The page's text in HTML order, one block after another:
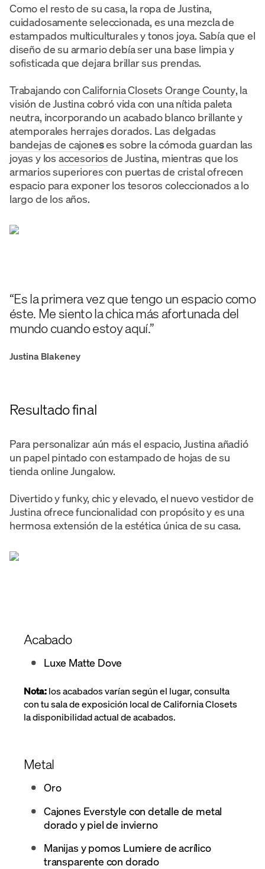
Como el resto de su casa, la ropa de Justina,
cuidadosamente seleccionada, es una mezcla de
estampados multiculturales y tonos joya. Sabía que el
diseño de su armario debía ser una base limpia y
sofisticada que dejara brillar sus prendas.
Trabajando conCalifornia Closets Orange County, la
visión de Justina cobró vida con una nítida paleta
neutra, incorporando un acabado blanco brillante y
atemporales herrajes dorados. Las delgadas
bandejas de cajoneses sobre la cómoda guardan las
joyas y los accesorios de Justina, mientras que los
armarios superiores con puertas de cristal ofrecen
espacio para exponer los tesoros coleccionados a lo
largo de los años.
“Es la primera vez que tengo un espacio como
éste. Me siento la chica más afortunada del
mundo cuando estoy aquí.”
Justina Blakeney
Resultado final
Para personalizar aún más el espacio, Justina añadió
un papel pintado con estampado de hojas de su
tienda online Jungalow.
Divertido y funky, chic y elevado, el nuevo vestidor de
Justina ofrece funcionalidad con propósito y es una
hermosa extensión de la estética única de su casa.
Acabado
Luxe Matte Dove
Nota:los acabados varían según el lugar, consulta
con tu sala de exposición local de California Closets
la disponibilidad actual de acabados.
Metal
Oro
Cajones Everstyle con detalle de metal
dorado y piel de invierno
Manijas y pomos Lumiere de acrílico
transparente con dorado